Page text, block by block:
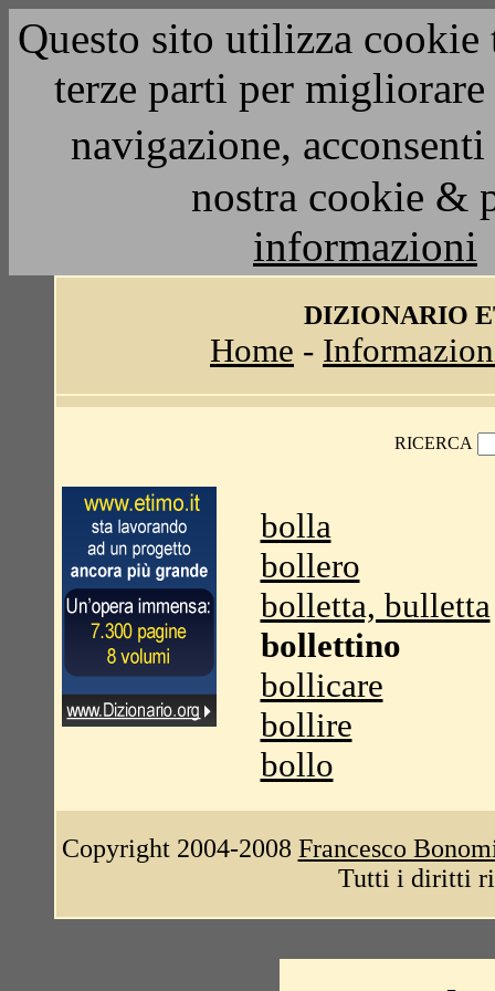
Questo sito utilizza
terze parti per
navigazione,
nostra cookie &
informazioni
DIZIONARIO
Home -
RICERCA
bolla
bollero
bolletta, bulletta
bollettino
bollicare
bollire
bollo
Copyright 2004-2008 Francesco
Tutti i diritti